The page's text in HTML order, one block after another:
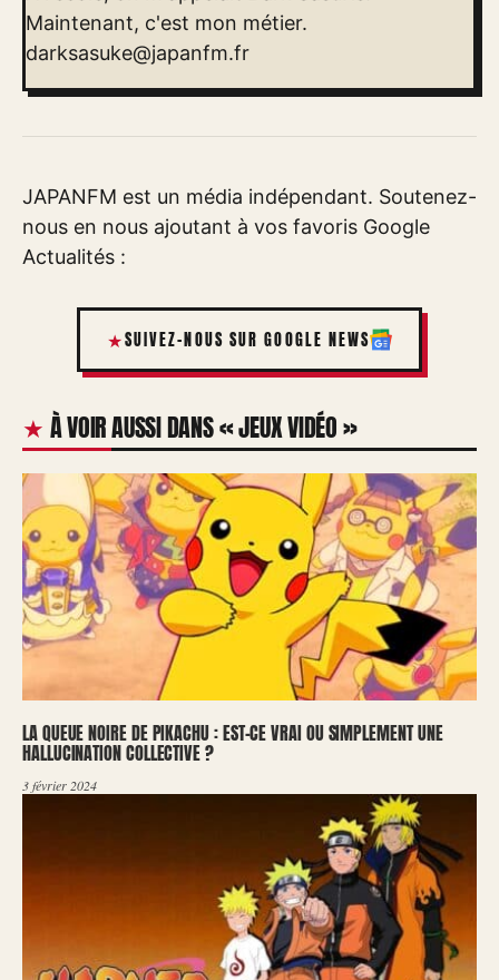
Maintenant, c'est mon métier.
darksasuke@japanfm.fr
JAPANFM est un média indépendant. Soutenez-
nous en nous ajoutant à vos favoris Google
Actualités :
SUIVEZ-NOUS SUR GOOGLE NEWS
À VOIR AUSSI DANS « JEUX VIDÉO »
LA QUEUE NOIRE DE PIKACHU : EST-CE VRAI OU SIMPLEMENT UNE
HALLUCINATION COLLECTIVE ?
3 février 2024